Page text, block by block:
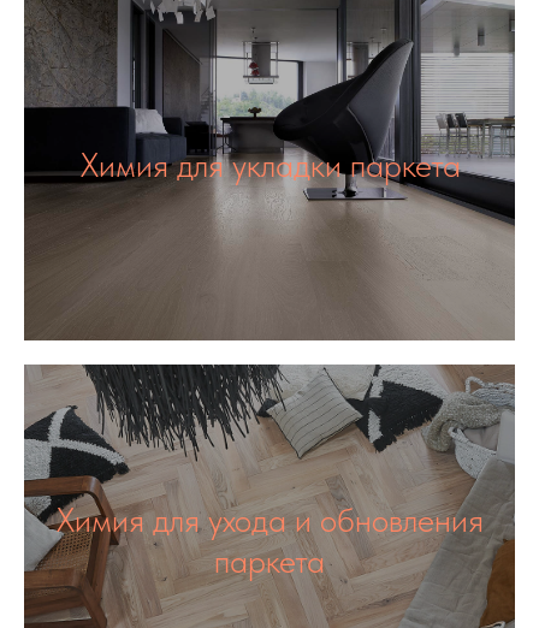
Химия для укладки паркета
Химия для ухода и обновления
паркета